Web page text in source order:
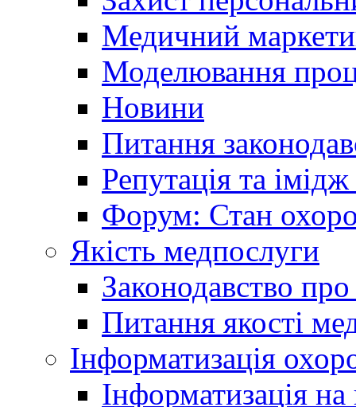
Медичний
Моделювання
Новини
Питання
Репутація та
Форум: Стан
Якість медпослуги
Законодавство
Питання якості
Інформатизація
Інформатизація